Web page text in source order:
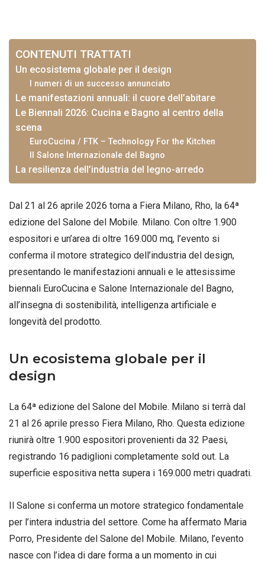
CONTENUTI TRATTATI
Un ecosistema globale per il design
I numeri di un successo annunciato
Le manifestazioni annuali: il cuore dell’abitare
Le Biennali 2026: Cucina e Bagno al centro della
scena
EuroCucina / FTK – Technology For the Kitchen
Il Salone Internazionale del Bagno
La resilienza dell’industria del legno-arredo
Dal 21 al 26 aprile 2026 torna a Fiera Milano, Rho, la 64ª
edizione del Salone del Mobile. Milano. Con oltre 1.900
espositori e un’area di oltre 169.000 mq, l’evento si
conferma il motore strategico dell’industria del design,
presentando le manifestazioni annuali e le attesissime
biennali EuroCucina e Salone Internazionale del Bagno,
all’insegna di sostenibilità, intelligenza artificiale e
longevità del prodotto.
Un ecosistema globale per il
design
La 64ª edizione del Salone del Mobile. Milano si terrà dal
21 al 26 aprile presso Fiera Milano, Rho. Questa edizione
riunirà oltre 1.900 espositori provenienti da 32 Paesi,
registrando 16 padiglioni completamente sold out. La
superficie espositiva netta supera i 169.000 metri quadrati.
Il Salone si conferma un motore strategico fondamentale
per l’intera industria del settore. Come ha affermato Maria
Porro, Presidente del Salone del Mobile. Milano, l’evento
nasce con l’idea di dare forma a un momento in cui